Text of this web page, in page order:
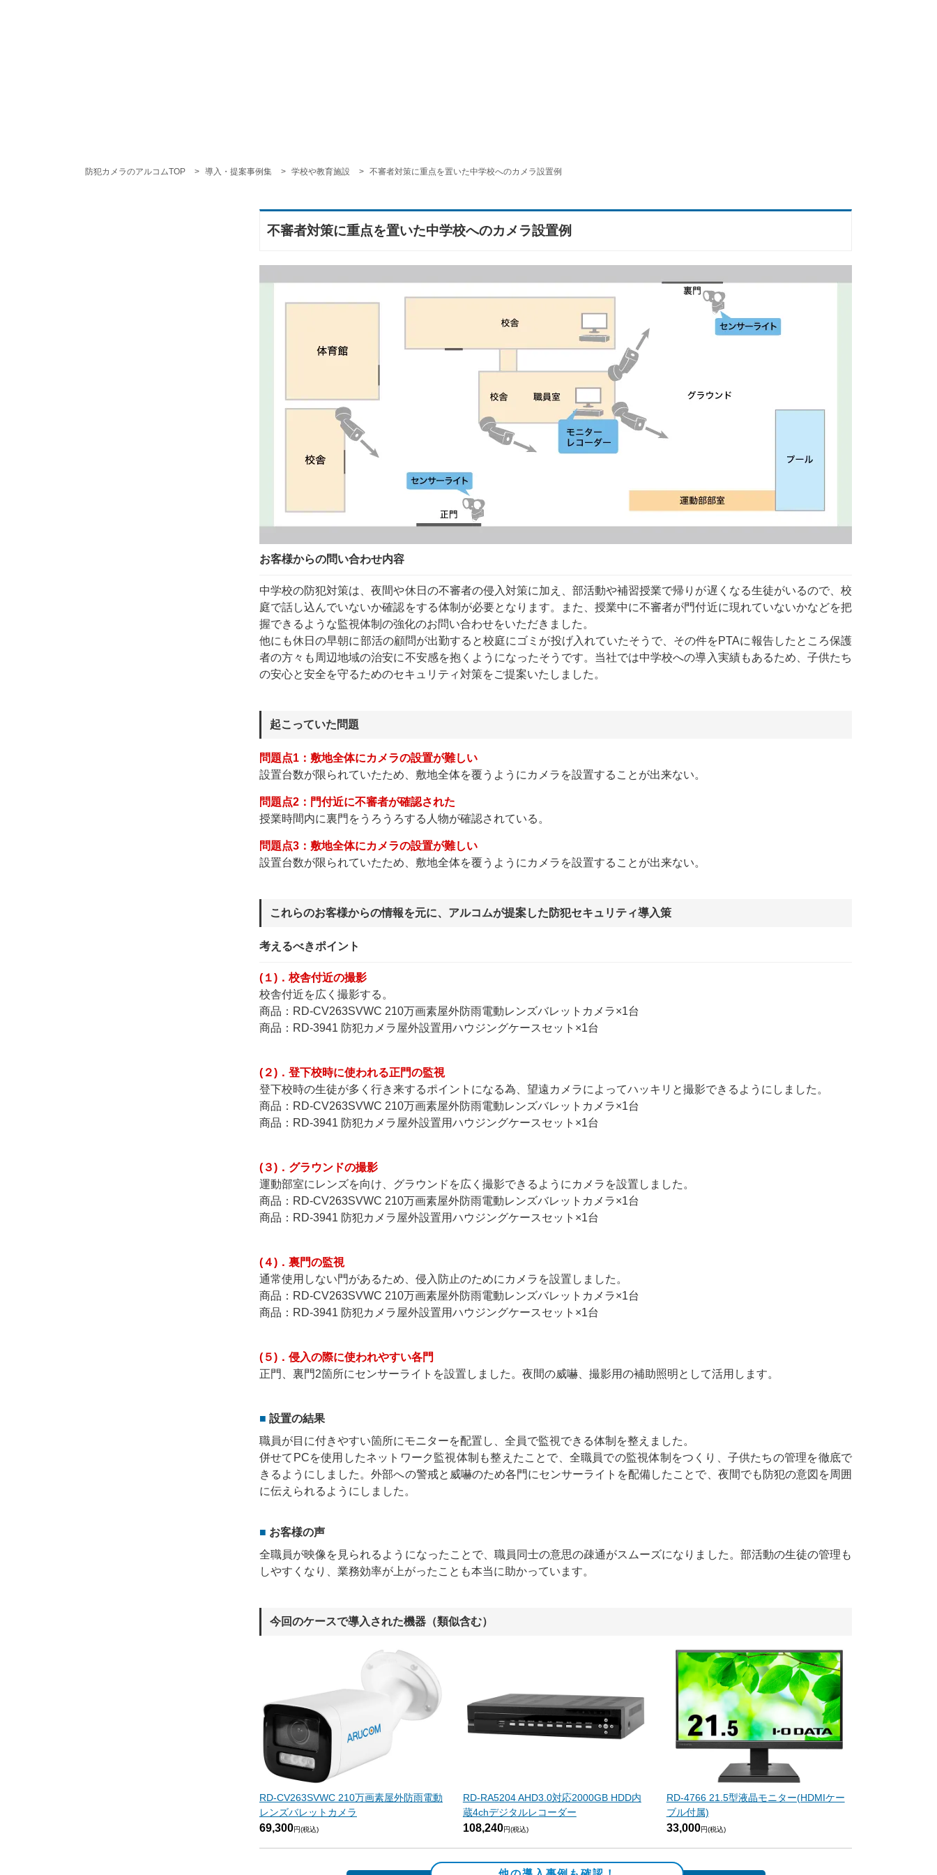
防犯カメラのアルコムTOP 導入・提案事例集 学校や教育施設 不審者対策に重点を置いた中学校へのカメラ設置例
不審者対策に重点を置いた中学校へのカメラ設置例
お客様からの問い合わせ内容
中学校の防犯対策は、夜間や休日の不審者の侵入対策に加え、部活動や補習授業で帰りが遅くなる生徒がいるので、校
庭で話し込んでいないか確認をする体制が必要となります。また、授業中に不審者が門付近に現れていないかなどを把
握できるような監視体制の強化のお問い合わせをいただきました。
他にも休日の早朝に部活の顧問が出勤すると校庭にゴミが投げ入れていたそうで、その件をPTAに報告したところ保護
者の方々も周辺地域の治安に不安感を抱くようになったそうです。当社では中学校への導入実績もあるため、子供たち
の安心と安全を守るためのセキュリティ対策をご提案いたしました。
起こっていた問題
問題点1：敷地全体にカメラの設置が難しい
設置台数が限られていたため、敷地全体を覆うようにカメラを設置することが出来ない。
問題点2：門付近に不審者が確認された
授業時間内に裏門をうろうろする人物が確認されている。
問題点3：敷地全体にカメラの設置が難しい
設置台数が限られていたため、敷地全体を覆うようにカメラを設置することが出来ない。
これらのお客様からの情報を元に、アルコムが提案した防犯セキュリティ導入策
考えるべきポイント
(１)．校舎付近の撮影
校舎付近を広く撮影する。
商品：RD-CV263SVWC 210万画素屋外防雨電動レンズバレットカメラ×1台
商品：RD-3941 防犯カメラ屋外設置用ハウジングケースセット×1台
(２)．登下校時に使われる正門の監視
登下校時の生徒が多く行き来するポイントになる為、望遠カメラによってハッキリと撮影できるようにしました。
商品：RD-CV263SVWC 210万画素屋外防雨電動レンズバレットカメラ×1台
商品：RD-3941 防犯カメラ屋外設置用ハウジングケースセット×1台
(３)．グラウンドの撮影
運動部室にレンズを向け、グラウンドを広く撮影できるようにカメラを設置しました。
商品：RD-CV263SVWC 210万画素屋外防雨電動レンズバレットカメラ×1台
商品：RD-3941 防犯カメラ屋外設置用ハウジングケースセット×1台
(４)．裏門の監視
通常使用しない門があるため、侵入防止のためにカメラを設置しました。
商品：RD-CV263SVWC 210万画素屋外防雨電動レンズバレットカメラ×1台
商品：RD-3941 防犯カメラ屋外設置用ハウジングケースセット×1台
(５)．侵入の際に使われやすい各門
正門、裏門2箇所にセンサーライトを設置しました。夜間の威嚇、撮影用の補助照明として活用します。
設置の結果
職員が目に付きやすい箇所にモニターを配置し、全員で監視できる体制を整えました。
併せてPCを使用したネットワーク監視体制も整えたことで、全職員での監視体制をつくり、子供たちの管理を徹底で
きるようにしました。外部への警戒と威嚇のため各門にセンサーライトを配備したことで、夜間でも防犯の意図を周囲
に伝えられるようにしました。
お客様の声
全職員が映像を見られるようになったことで、職員同士の意思の疎通がスムーズになりました。部活動の生徒の管理も
しやすくなり、業務効率が上がったことも本当に助かっています。
今回のケースで導入された機器（類似含む）
RD-CV263SVWC 210万画素屋外防雨電動
レンズバレットカメラ
69,300円(税込)
RD-RA5204 AHD3.0対応2000GB HDD内
蔵4chデジタルレコーダー
108,240円(税込)
RD-4766 21.5型液晶モニター(HDMIケー
ブル付属)
33,000円(税込)